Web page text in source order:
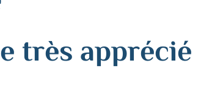
très apprécié